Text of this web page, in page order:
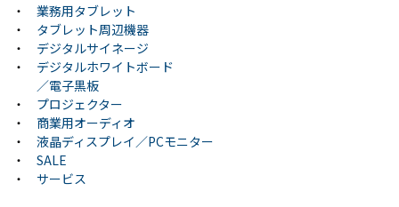
・
業務用タブレット
・
タブレット周辺機器
・
デジタルサイネージ
・
デジタルホワイトボード
／電子黒板
・
プロジェクター
・
商業用オーディオ
・
液晶ディスプレイ／PCモニター
・
SALE
・
サービス